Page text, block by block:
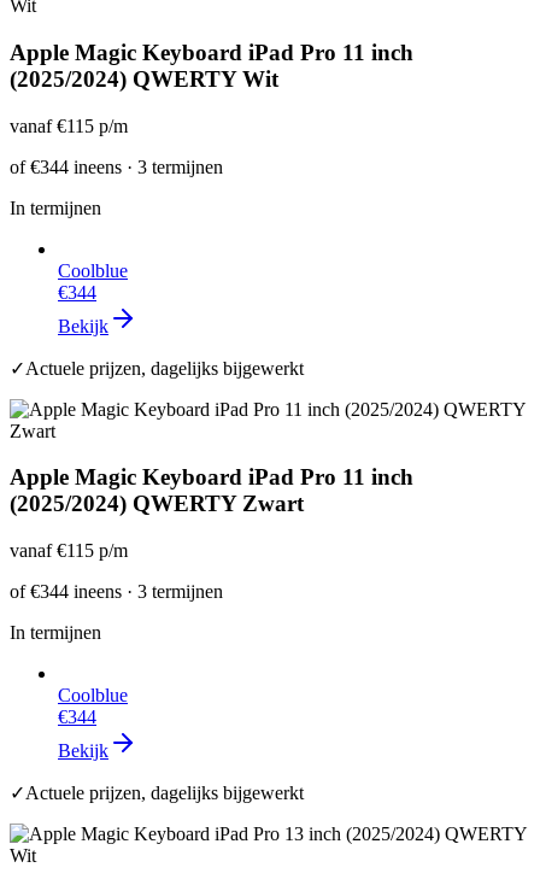
Apple Magic Keyboard iPad Pro 11 inch
(2025/2024) QWERTY Wit
vanaf€115 p/m
of€344 ineens · 3 termijnen
In termijnen
Coolblue
€344
Bekijk
✓Actuele prijzen, dagelijks bijgewerkt
Apple Magic Keyboard iPad Pro 11 inch
(2025/2024) QWERTY Zwart
vanaf€115 p/m
of€344 ineens · 3 termijnen
In termijnen
Coolblue
€344
Bekijk
✓Actuele prijzen, dagelijks bijgewerkt